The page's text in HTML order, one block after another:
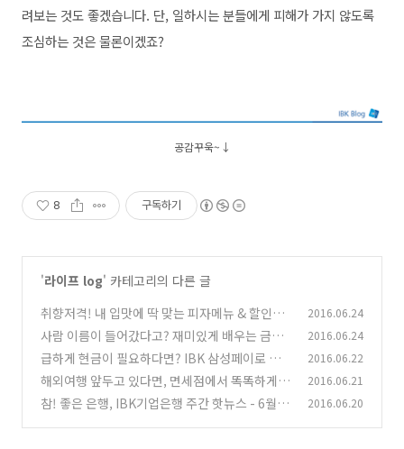
려보는 것도 좋겠습니다. 단, 일하시는 분들에게 피해가 가지 않도록
조심하는 것은 물론이겠죠?
공감꾸욱~ ↓
8 구독하기
'라이프 log' 카테고리의 다른 글
취향저격! 내 입맛에 딱 맞는 피자메뉴 & 할인받
는 꿀팁
(0)
2016.06.24
사람 이름이 들어갔다고? 재미있게 배우는 금융
용어
(0)
2016.06.24
급하게 현금이 필요하다면? IBK 삼성페이로 해
결하자! (0)
2016.06.22
해외여행 앞두고 있다면, 면세점에서 똑똑하게
쇼핑하기 (0)
2016.06.21
참! 좋은 은행, IBK기업은행 주간 핫뉴스 - 6월 3
2016.06.20